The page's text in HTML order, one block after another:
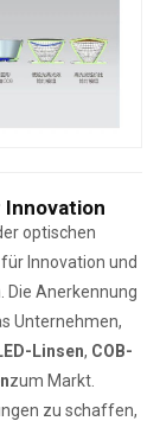
Innovation
optischen
Innovation und
Die Anerkennung
Unternehmen,
Linsen, COB-
zum Markt.
zu schaffen,